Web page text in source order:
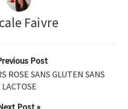
Faivre
Post
ROSE SANS GLUTEN SANS
LACTOSE
Post »